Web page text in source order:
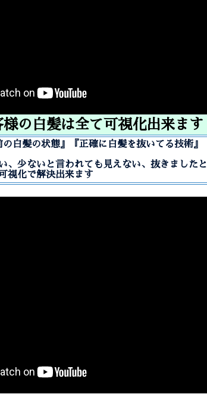
様の白髪は全て可視化出来ます
髪の状態』『正確に白髪を抜いてる技術』
、少ないと言われても見えない、抜きました
視化で解決出来ます